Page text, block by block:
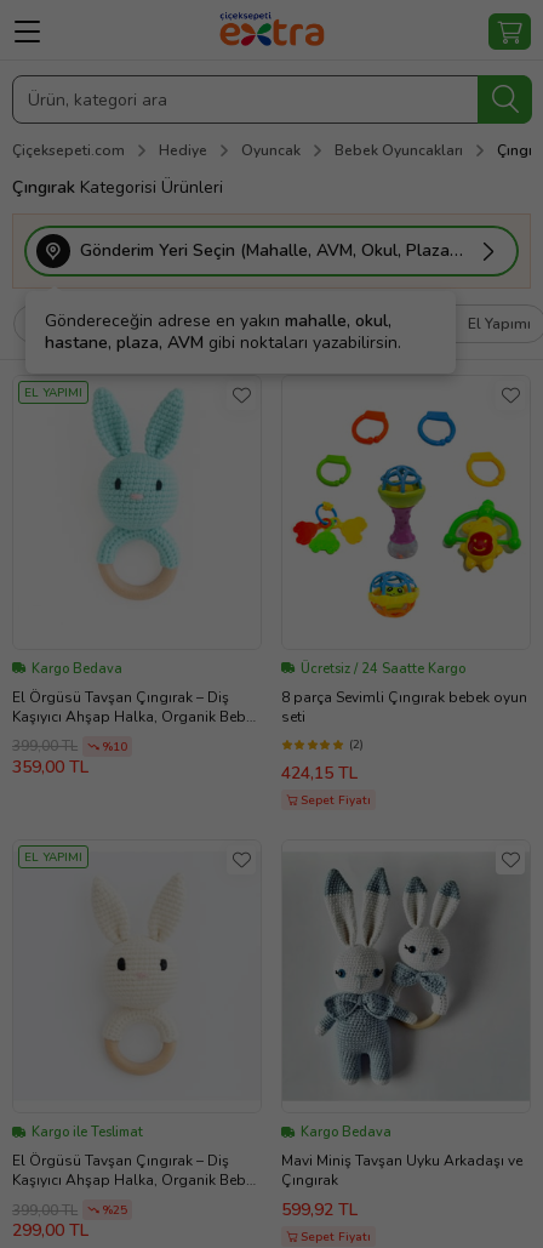
Çiçeksepeti.com Hediye Oyuncak Bebek Oyuncakları
Çıngırak Kategorisi Ürünleri
Gönderim Yeri Seçin (Mahalle, AVM, Okul, Plaza vs.)
Göndereceğin adrese en yakın mahalle, okul,
hastane, plaza, AVM gibi noktaları yazabilirsin.
Filtrele Sırala Kargo Bedava El Yapımı
EL YAPIMI
Kargo Bedava
El Örgüsü Tavşan Çıngırak – Diş
Kaşıyıcı Ahşap Halka, Organik Bebek
Oyuncağı (Bebe Mavisi)
399,00 TL %10
359,00 TL
Ücretsiz / 24 Saatte Kargo
8 parça Sevimli Çıngırak bebek oyun
seti
(2)
424,15 TL
Sepet Fiyatı
EL YAPIMI
Kargo ile Teslimat
El Örgüsü Tavşan Çıngırak – Diş
Kaşıyıcı Ahşap Halka, Organik Bebek
Oyuncağı (A.Ekru)
399,00 TL %25
299,00 TL
Kargo Bedava
Mavi Miniş Tavşan Uyku Arkadaşı ve
Çıngırak
599,92 TL
Sepet Fiyatı